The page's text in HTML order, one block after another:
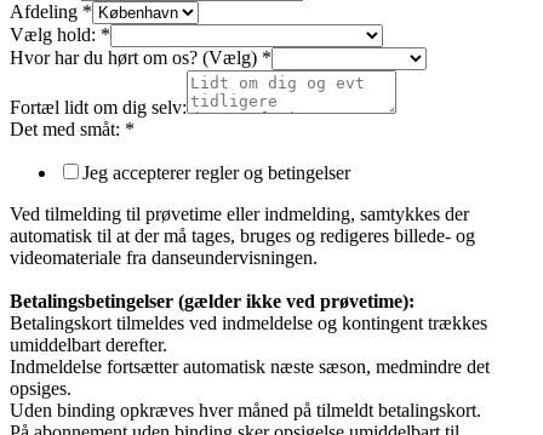
Afdeling *
Vælg hold: *
Hvor har du hørt om os? (Vælg) *
Fortæl lidt om dig selv:
Det med småt: *
Jeg accepterer regler og betingelser
Ved tilmelding til prøvetime eller indmelding, samtykkes der
automatisk til at der må tages, bruges og redigeres billede- og
videomateriale fra danseundervisningen.
Betalingsbetingelser (gælder ikke ved prøvetime):
Betalingskort tilmeldes ved indmeldelse og kontingent trækkes
umiddelbart derefter.
Indmeldelse fortsætter automatisk næste sæson, medmindre det
opsiges.
Uden binding opkræves hver måned på tilmeldt betalingskort.